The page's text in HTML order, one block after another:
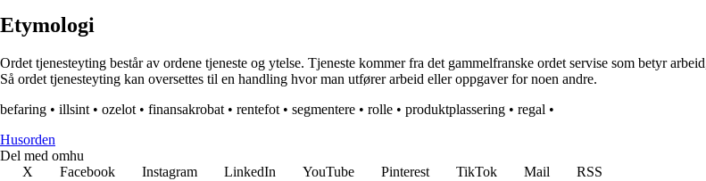
Etymologi
Ordet tjenesteyting består av ordene tjeneste og ytelse. Tjeneste kommer fra det gammelfranske ordet servise som betyr
Så ordet tjenesteyting kan oversettes til en handling hvor man utfører arbeid eller oppgaver for noen andre.
befaring • illsint • ozelot • finansakrobat • rentefot • segmentere • rolle • produktplassering • regal •
Husorden
Del med omhu
X
Facebook Instagram LinkedIn YouTube Pinterest TikTok Mail
RSS